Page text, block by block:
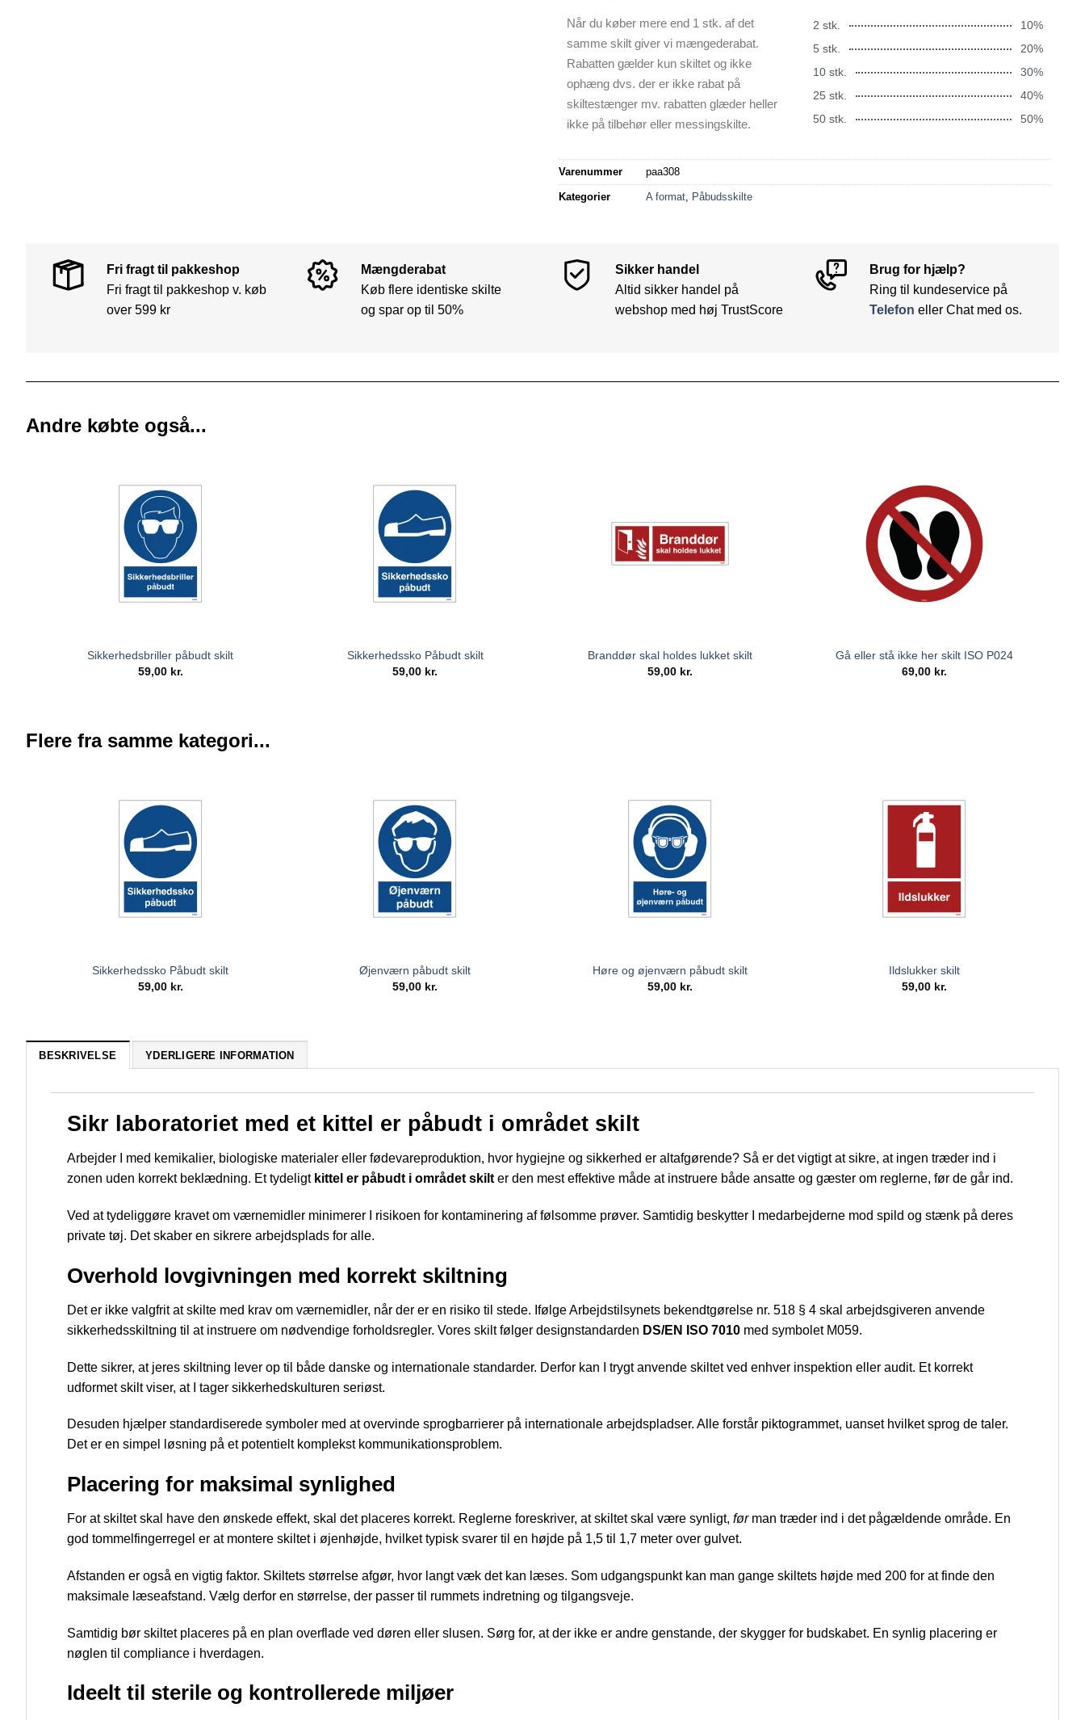
Når du køber mere end 1 stk. af det
samme skilt giver vi mængederabat.
Rabatten gælder kun skiltet og ikke
ophæng dvs. der er ikke rabat på
skiltestænger mv. rabatten glæder heller
ikke på tilbehør eller messingskilte.
2 stk.
10%
5 stk.
20%
10 stk.
30%
25 stk.
40%
50 stk.
50%
Varenummer paa308
Kategorier A format Påbudsskilte
Fri fragt til pakkeshop
Fri fragt til pakkeshop v. køb
over 599 kr
Mængderabat
Køb flere identiske skilte
og spar op til 50%
Sikker handel
Altid sikker handel på
webshop med høj TrustScore
Brug for hjælp?
Ring til kundeservice på
Telefon eller Chat med os.
Andre købte også...
Sikkerhedsbriller påbudt skilt
59,00 kr.
Sikkerhedssko Påbudt skilt
59,00 kr.
Branddør skal holdes lukket skilt
59,00 kr.
Gå eller stå ikke her skilt ISO P024
69,00 kr.
Flere fra samme kategori...
Sikkerhedssko Påbudt skilt
59,00 kr.
Øjenværn påbudt skilt
59,00 kr.
Høre og øjenværn påbudt skilt
59,00 kr.
Ildslukker skilt
59,00 kr.
BESKRIVELSE YDERLIGERE INFORMATION
Sikr laboratoriet med et kittel er påbudt i området skilt
Arbejder I med kemikalier, biologiske materialer eller fødevareproduktion, hvor hygiejne og sikkerhed er altafgørende? Så er det vigtigt at sikre, at ingen træder ind i
zonen uden korrekt beklædning. Et tydeligt kittel er påbudt i området skilter den mest effektive måde at instruere både ansatte og gæster om reglerne, før de går ind.
Ved at tydeliggøre kravet om værnemidler minimerer I risikoen for kontaminering af følsomme prøver. Samtidig beskytter I medarbejderne mod spild og stænk på deres
private tøj. Det skaber en sikrere arbejdsplads for alle.
Overhold lovgivningen med korrekt skiltning
Det er ikke valgfrit at skilte med krav om værnemidler, når der er en risiko til stede. Ifølge Arbejdstilsynets bekendtgørelse nr. 518 § 4 skal arbejdsgiveren anvende
sikkerhedsskiltning til at instruere om nødvendige forholdsregler. Vores skilt følger designstandarden DS/EN ISO 7010 med symbolet M059.
Dette sikrer, at jeres skiltning lever op til både danske og internationale standarder. Derfor kan I trygt anvende skiltet ved enhver inspektion eller audit. Et korrekt
udformet skilt viser, at I tager sikkerhedskulturen seriøst.
Desuden hjælper standardiserede symboler med at overvinde sprogbarrierer på internationale arbejdspladser. Alle forstår piktogrammet, uanset hvilket sprog de taler.
Det er en simpel løsning på et potentielt komplekst kommunikationsproblem.
Placering for maksimal synlighed
For at skiltet skal have den ønskede effekt, skal det placeres korrekt. Reglerne foreskriver, at skiltet skal være synligt, førman træder ind i det pågældende område. En
god tommelfingerregel er at montere skiltet i øjenhøjde, hvilket typisk svarer til en højde på 1,5 til 1,7 meter over gulvet.
Afstanden er også en vigtig faktor. Skiltets størrelse afgør, hvor langt væk det kan læses. Som udgangspunkt kan man gange skiltets højde med 200 for at finde den
maksimale læseafstand. Vælg derfor en størrelse, der passer til rummets indretning og tilgangsveje.
Samtidig bør skiltet placeres på en plan overflade ved døren eller slusen. Sørg for, at der ikke er andre genstande, der skygger for budskabet. En synlig placering er
nøglen til compliance i hverdagen.
Ideelt til sterile og kontrollerede miljøer